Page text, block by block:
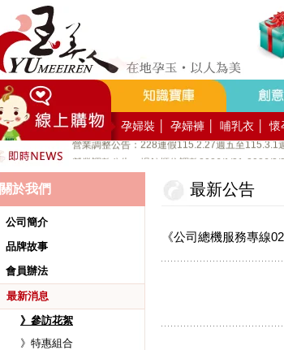
孕婦裝 孕婦褲 哺乳衣 懷
好YUN香隨束口袋DIY2026-8月活動報名
營業調整公告：員工教育訓練115.8.1週六全館不
營業調整公告：115.7.18週六至115.7.19週日休館
營業調整公告：端午連假115.6.19週五至
營業調整公告：兒童節/清明連假115.4.3週五至
營業調整公告：228連假115.2.27週五至115.3.1
營業調整公告：場館櫃位調整2026/1/31-2026/2/
玉美人，竭誠歡迎您的加入~新加入會員送購物金
關於我們
公司簡介
品牌故事
會員辦法
最新消息
》參訪花絮
》特惠組合
最新公告
《公司總機服務專線